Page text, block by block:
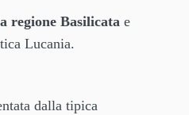
regione Basilicata e
Lucania.
dalla tipica